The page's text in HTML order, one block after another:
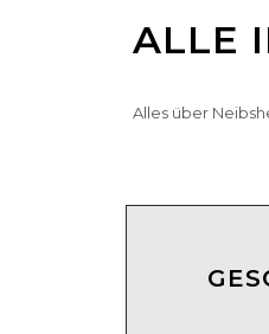
ALLE
Alles über